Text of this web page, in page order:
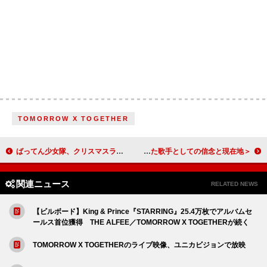
TOMORROW X TOGETHER
ばってん少女隊、クリスマスライブにて新曲「メロきゅんほりっく」初披露 立川ステージガーデン公演の開催も発表 ＜ライブレポート＞RIKU、初のビルボードライブ・ツアー完走 「This is me ～約束の詩～」が示した歌手としての信念と現在地
関連ニュース RELATED NEWS
【ビルボード】King & Prince『STARRING』25.4万枚でアルバムセ
ールス首位獲得 THE ALFEE／TOMORROW X TOGETHERが続く
TOMORROW X TOGETHERのライブ映像、ユニカビジョンで放映